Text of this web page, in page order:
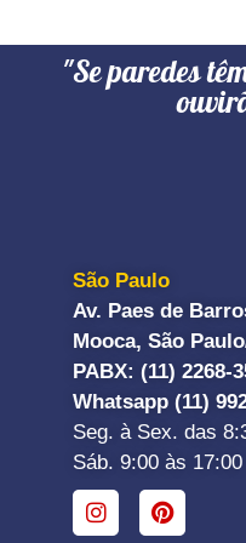
"Se paredes
São Paulo
Av. Paes de
Mooca, São
PABX: (11) 2268-
Whatsapp (11)
Seg. à Sex. das
Sáb. 9:00 às 17:00